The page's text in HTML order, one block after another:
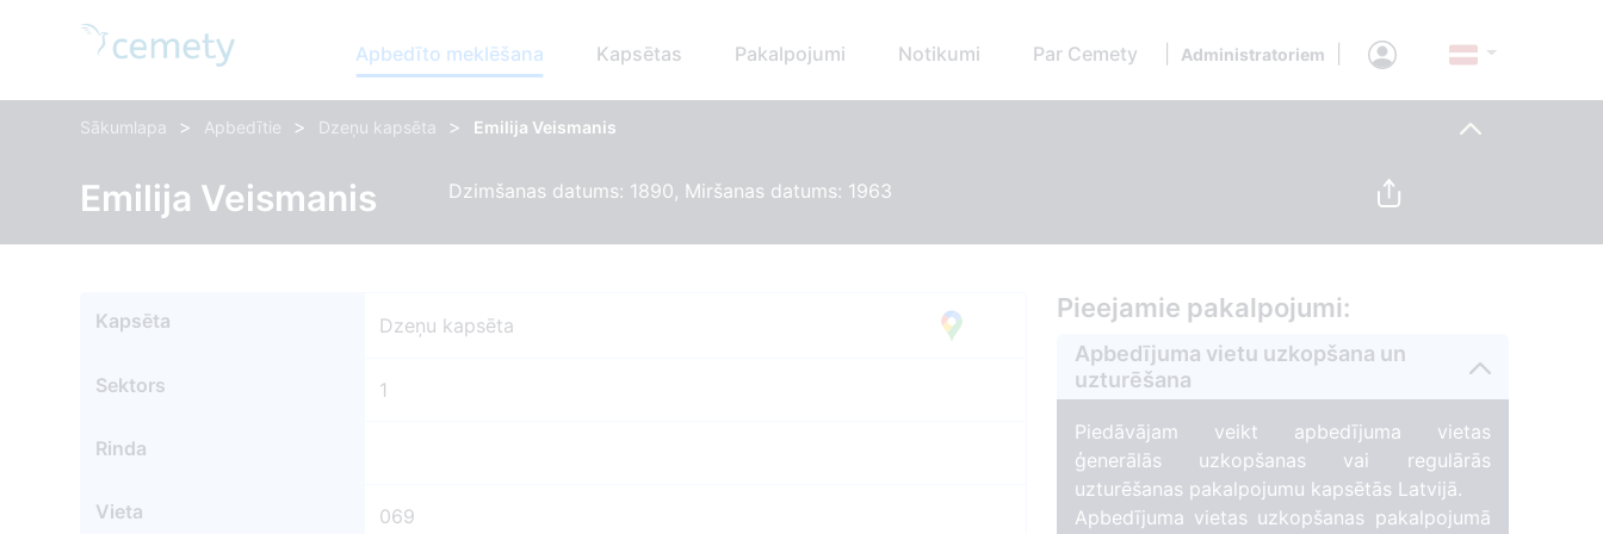
Apbedīto meklēšana Kapsētas Pakalpojumi Notikumi Par Cemety Administratoriem
Sākumlapa > Apbedītie > Dzeņu kapsēta > Emilija Veismanis
Emilija Veismanis Dzimšanas datums: 1890, Miršanas datums: 1963
Kapsēta Dzeņu kapsēta
Sektors 1
Rinda
Vieta 069
Pieejamie pakalpojumi:
Apbedījuma vietu uzkopšana un
uzturēšana
Piedāvājam veikt apbedījuma vietas
ģenerālās uzkopšanas vai regulārās
uzturēšanas pakalpojumu kapsētās Latvijā.
Apbedījuma vietas uzkopšanas pakalpojumā